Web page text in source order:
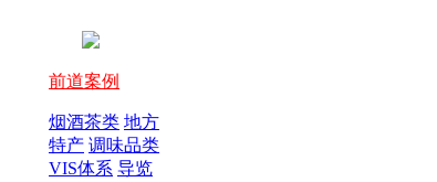
前道案例
烟酒茶类 地方
特产 调味品类
VIS体系 导览